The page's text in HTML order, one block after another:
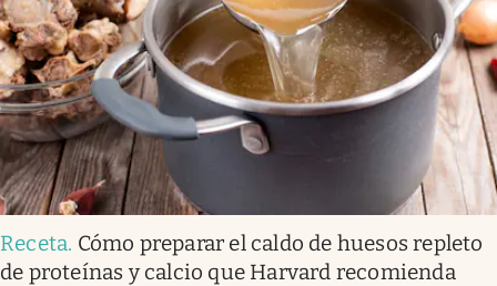
Receta. Cómo preparar el caldo de huesos repleto
de proteínas y calcio que Harvard recomienda